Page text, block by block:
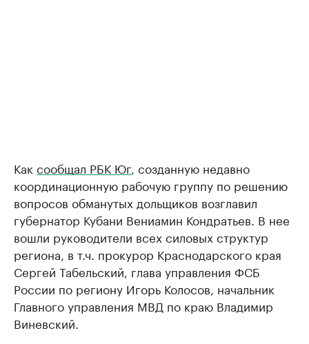
Как сообщал РБК Юг , созданную недавно
координационную рабочую группу по решению
вопросов обманутых дольщиков возглавил
губернатор Кубани Вениамин Кондратьев. В нее
вошли руководители всех силовых структур
региона, в т.ч. прокурор Краснодарского края
Сергей Табельский, глава управления ФСБ
России по региону Игорь Колосов, начальник
Главного управления МВД по краю Владимир
Виневский.